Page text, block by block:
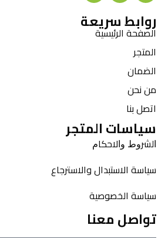
روابط سريعة
الصفحة الرئيسية
المتجر
الضمان
من نحن
اتصل بنا
سياسات المتجر
ﺍﻟﺸﺮﻭﻁ ﻭﺍﻻﺣﻜﺎﻡ
سياسة الاستبدال والاسترجاع
سياسة الخصوصية
تواصل معنا